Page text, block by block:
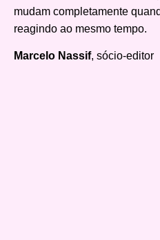
mudam completamente
reagindo ao mesmo tempo.
Marcelo Nassif, sócio-editor